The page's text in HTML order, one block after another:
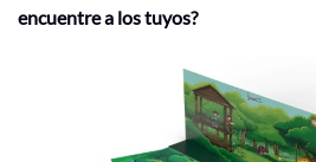
encuentre a los tuyos?